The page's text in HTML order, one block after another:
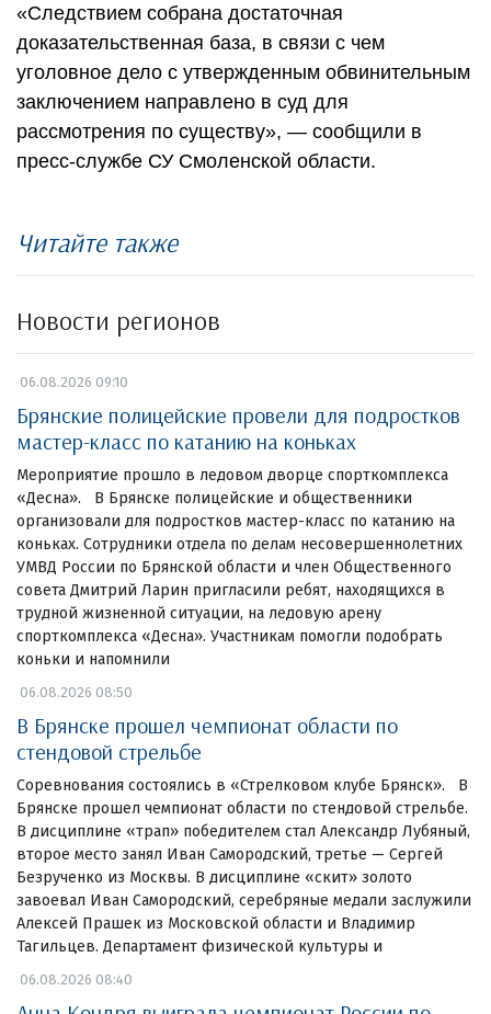
«Следствием собрана достаточная
доказательственная база, в связи с чем
уголовное дело с утвержденным обвинительным
заключением направлено в суд для
рассмотрения по существу», — сообщили в
пресс-службе СУ Смоленской области.
Читайте также
Новости регионов
06.08.2026 09:10
Брянские полицейские провели для подростков
мастер-класс по катанию на коньках
Мероприятие прошло в ледовом дворце спорткомплекса
«Десна». В Брянске полицейские и общественники
организовали для подростков мастер-класс по катанию на
коньках. Сотрудники отдела по делам несовершеннолетних
УМВД России по Брянской области и член Общественного
совета Дмитрий Ларин пригласили ребят, находящихся в
трудной жизненной ситуации, на ледовую арену
спорткомплекса «Десна». Участникам помогли подобрать
коньки и напомнили
06.08.2026 08:50
В Брянске прошел чемпионат области по
стендовой стрельбе
Соревнования состоялись в «Стрелковом клубе Брянск». В
Брянске прошел чемпионат области по стендовой стрельбе.
В дисциплине «трап» победителем стал Александр Лубяный,
второе место занял Иван Самородский, третье — Сергей
Безрученко из Москвы. В дисциплине «скит» золото
завоевал Иван Самородский, серебряные медали заслужили
Алексей Прашек из Московской области и Владимир
Тагильцев. Департамент физической культуры и
06.08.2026 08:40